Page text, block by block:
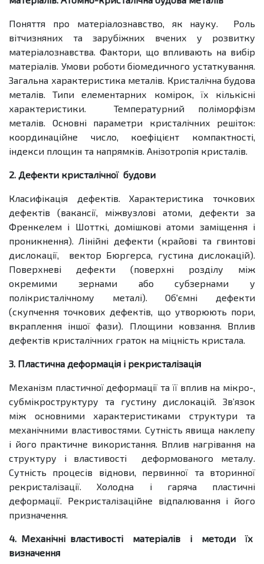
Поняття про матеріалознавство, як науку. Роль
вітчизняних та зарубіжних вчених у розвитку
матеріалознавства. Фактори, що впливають на вибір
матеріалів. Умови роботи біомедичного устаткування.
Загальна характеристика металів. Кристалічна будова
металів. Типи елементарних комірок, їх кількісні
характеристики. Температурний поліморфізм
металів. Основні параметри кристалічних решіток:
координаційне число, коефіцієнт компактності,
індекси площин та напрямків. Анізотропія кристалів.
2. Дефекти кристалічної будови
Класифікація дефектів. Характеристика точкових
дефектів (вакансії, міжвузлові атоми, дефекти за
Френкелем і Шотткі, домішкові атоми заміщення і
проникнення). Лінійні дефекти (крайові та гвинтові
дислокації, вектор Бюргерса, густина дислокацій).
Поверхневі дефекти (поверхні розділу між
окремими зернами або субзернами у
полікристалічному металі). Об'ємні дефекти
(скупчення точкових дефектів, що утворюють пори,
вкраплення іншої фази). Площини ковзання. Вплив
дефектів кристалічних граток на міцність кристала.
3. Пластична деформація і рекристалізація
Механізм пластичної деформації та її вплив на мікро-,
субмікроструктуру та густину дислокацій. Зв’язок
між основними характеристиками структури та
механічними властивостями. Сутність явища наклепу
і його практичне використання. Вплив нагрівання на
структуру і властивості деформованого металу.
Сутність процесів віднови, первинної та вторинної
рекристалізації. Холодна і гаряча пластичні
деформації. Рекристалізаційне відпалювання і його
призначення.
4. Механічні властивості матеріалів і методи їх
визначення